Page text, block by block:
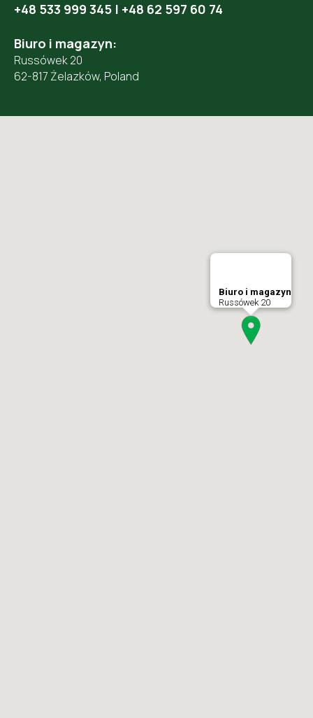
+48 533 999 345 | +48 62 597 60 74
Biuro i magazyn:
Russówek 20
62-817 Żelazków, Poland
Biuro i magazyn
Russówek 20